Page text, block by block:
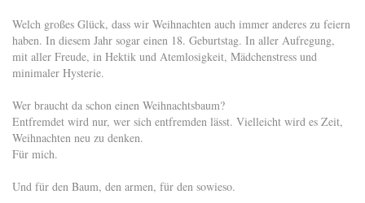
Welch großes Glück, dass wir Weihnachten auch immer anderes zu feiern
haben. In diesem Jahr sogar einen 18. Geburtstag. In aller Aufregung,
mit aller Freude, in Hektik und Atemlosigkeit, Mädchenstress und
minimaler Hysterie.
Wer braucht da schon einen Weihnachtsbaum?
Entfremdet wird nur, wer sich entfremden lässt. Vielleicht wird es Zeit,
Weihnachten neu zu denken.
Für mich.
Und für den Baum, den armen, für den sowieso.